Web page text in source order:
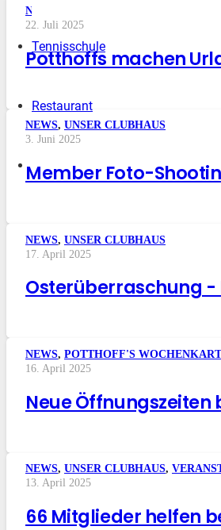
Tennisschule
Restaurant
NEWS
22. Juli 2025
Potthoffs machen
NEWS, UNSER CLUBHAUS
3. Juni 2025
Member Foto-
NEWS, UNSER CLUBHAUS
17. April 2025
Osterüberraschung -
NEWS, POTTHOFF'S
16. April 2025
Neue Öffnungszeiten
NEWS, UNSER CLUBHAUS,
13. April 2025
66 Mitglieder helfen